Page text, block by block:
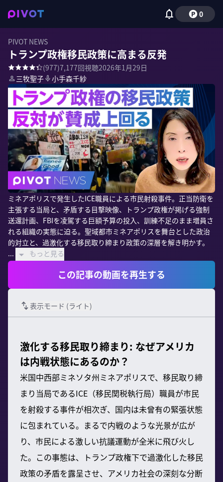
0
PIVOT NEWS
トランプ政権移民政策に高まる反発
(977)7,177回視聴2026年1月29日
三牧聖子
小手森千紗
ミネアポリスで発生したICE職員による市民射殺事件。正当防衛を
主張する当局と、矛盾する目撃映像、トランプ政権が掲げる強制
送還計画、FBIを凌駕する巨額予算の投入、訓練不足のまま増員さ
れる組織の実態に迫る。聖域都市ミネアポリスを舞台とした政治
的対立と、過激化する移民取り締まり政策の深層を解き明かす。
...
もっと見る
この記事の動画を再生する
表示モード (ライト)
激化する移民取り締まり: なぜアメリカ
は内戦状態にあるのか？
米国中西部ミネソタ州ミネアポリスで、移民取り締
まり当局であるICE（移民関税執行局）職員が市民
を射殺する事件が相次ぎ、国内は未曾有の緊張状態
に包まれている。まるで内戦のような光景が広が
り、市民による激しい抗議運動が全米に飛び火し
た。この事態は、トランプ政権下で過激化した移民
政策の矛盾を露呈させ、アメリカ社会の深刻な分断